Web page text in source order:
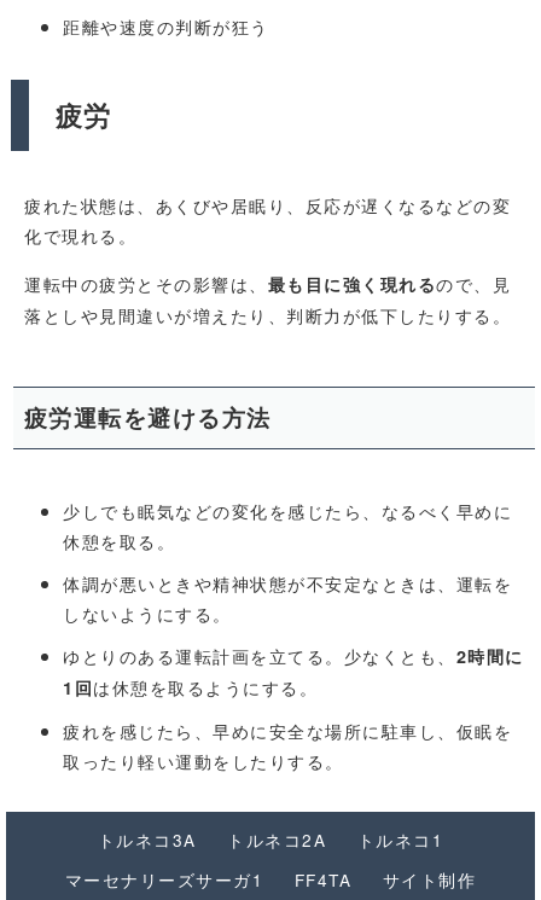
距離や速度の判断が狂う
疲労
疲れた状態は、あくびや居眠り、反応が遅くなるなどの変
化で現れる。
運転中の疲労とその影響は、 最も目に強く現れるので、見
落としや見間違いが増えたり、判断力が低下したりする。
疲労運転を避ける方法
少しでも眠気などの変化を感じたら、なるべく早めに
休憩を取る。
体調が悪いときや精神状態が不安定なときは、運転を
しないようにする。
ゆとりのある運転計画を立てる。少なくとも、 2時間に
1回は休憩を取るようにする。
疲れを感じたら、早めに安全な場所に駐車し、仮眠を
取ったり軽い運動をしたりする。
トルネコ3A トルネコ2A
トルネコ1
マーセナリーズサーガ1
FF4TA サイト制作